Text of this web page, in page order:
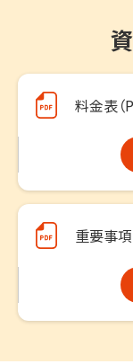
料金表（
重要事項